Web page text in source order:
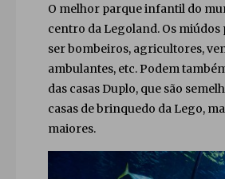
O melhor parque infantil do
centro da Legoland. Os
ser bombeiros, agricultores,
ambulantes, etc. Podem
das casas Duplo, que são
casas de brinquedo da Lego,
maiores.